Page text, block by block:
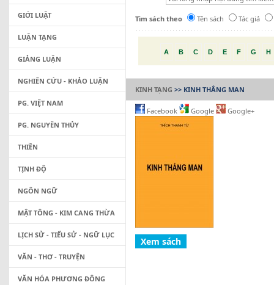
Tìm sách theo Tên sách Tác giả
A B C D E F G H
KINH TẠNG >> KINH THẮNG MAN
Facebook Google Google+
GIỚI LUẬT
LUẬN TẠNG
GIẢNG LUẬN
NGHIÊN CỨU - KHẢO LUẬN
PG. VIỆT NAM
PG. NGUYÊN THỦY
THIỀN
TỊNH ĐỘ
NGÔN NGỮ
MẬT TÔNG - KIM CANG THỪA
LỊCH SỬ - TIỂU SỬ - NGỮ LỤC
VĂN - THƠ - TRUYỆN
VĂN HÓA PHƯƠNG ĐÔNG